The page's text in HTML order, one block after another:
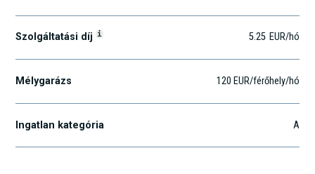
Szolgáltatási díj i 5.25 EUR/hó
Mélygarázs 120 EUR/férőhely/hó
Ingatlan kategória A